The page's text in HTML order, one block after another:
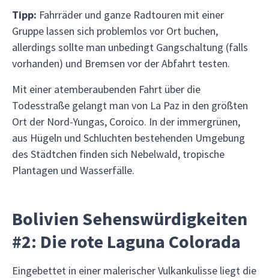
Tipp: Fahrräder und ganze Radtouren mit einer
Gruppe lassen sich problemlos vor Ort buchen,
allerdings sollte man unbedingt Gangschaltung (falls
vorhanden) und Bremsen vor der Abfahrt testen.
Mit einer atemberaubenden Fahrt über die
Todesstraße gelangt man von La Paz in den größten
Ort der Nord-Yungas, Coroico. In der immergrünen,
aus Hügeln und Schluchten bestehenden Umgebung
des Städtchen finden sich Nebelwald, tropische
Plantagen und Wasserfälle.
Bolivien Sehenswürdigkeiten
#2: Die rote Laguna Colorada
Eingebettet in einer malerischer Vulkankulisse liegt die